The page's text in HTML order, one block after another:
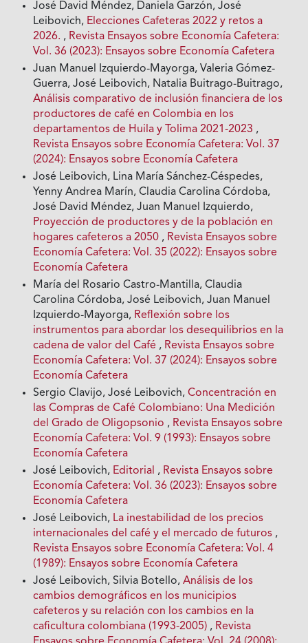
José David Méndez, Daniela Garzón, José
Leibovich, Elecciones Cafeteras 2022 y retos a
2026. , Revista Ensayos sobre Economía Cafetera:
Vol. 36 (2023): Ensayos sobre Economía Cafetera
Juan Manuel Izquierdo-Mayorga, Valeria Gómez-
Guerra, José Leibovich, Natalia Buitrago-Buitrago,
Análisis comparativo de inclusión financiera de los
productores de café en Colombia en los
departamentos de Huila y Tolima 2021-2023 ,
Revista Ensayos sobre Economía Cafetera: Vol. 37
(2024): Ensayos sobre Economía Cafetera
José Leibovich, Lina María Sánchez-Céspedes,
Yenny Andrea Marín, Claudia Carolina Córdoba,
José David Méndez, Juan Manuel Izquierdo,
Proyección de productores y de la población en
hogares cafeteros a 2050 , Revista Ensayos sobre
Economía Cafetera: Vol. 35 (2022): Ensayos sobre
Economía Cafetera
María del Rosario Castro-Mantilla, Claudia
Carolina Córdoba, José Leibovich, Juan Manuel
Izquierdo-Mayorga, Reflexión sobre los
instrumentos para abordar los desequilibrios en la
cadena de valor del Café , Revista Ensayos sobre
Economía Cafetera: Vol. 37 (2024): Ensayos sobre
Economía Cafetera
Sergio Clavijo, José Leibovich,Concentración en
las Compras de Café Colombiano: Una Medición
del Grado de Oligopsonio , Revista Ensayos sobre
Economía Cafetera: Vol. 9 (1993): Ensayos sobre
Economía Cafetera
José Leibovich, Editorial , Revista Ensayos sobre
Economía Cafetera: Vol. 36 (2023): Ensayos sobre
Economía Cafetera
José Leibovich, La inestabilidad de los precios
internacionales del café y el mercado de futuros ,
Revista Ensayos sobre Economía Cafetera: Vol. 4
(1989): Ensayos sobre Economía Cafetera
José Leibovich, Silvia Botello,Análisis de los
cambios demográficos en los municipios
cafeteros y su relación con los cambios en Ia
caficultura colombiana (1993-2005) , Revista